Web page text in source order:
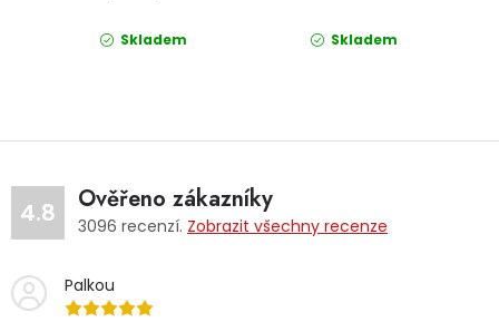
Skladem Skladem
4.8 Ověřeno zákazníky
3096 recenzí. Zobrazit všechny recenze
Palkou